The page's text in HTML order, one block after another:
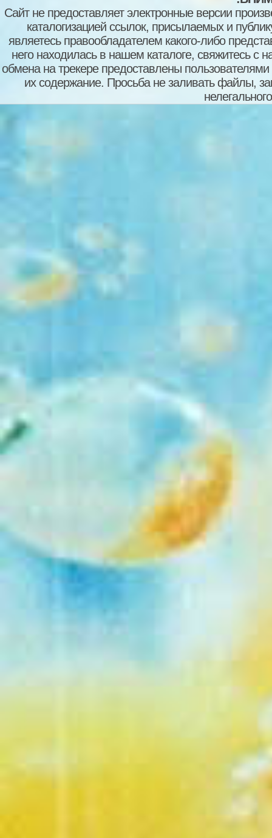
Сайт не предоставляет электронные версии
каталогизацией ссылок, присылаемых и
являетесь правообладателем какого-либо
него находилась в нашем каталоге, свяжитесь
обмена на трекере предоставлены пользователями
их содержание. Просьба не заливать файлы,